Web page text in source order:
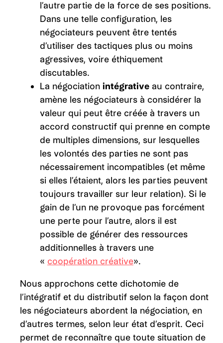
l’autre partie de la force de ses positions.
Dans une telle configuration, les
négociateurs peuvent être tentés
d’utiliser des tactiques plus ou moins
agressives, voire éthiquement
discutables.
La négociation intégrative au contraire,
amène les négociateurs à considérer la
valeur qui peut être créée à travers un
accord constructif qui prenne en compte
de multiples dimensions, sur lesquelles
les volontés des parties ne sont pas
nécessairement incompatibles (et même
si elles l’étaient, alors les parties peuvent
toujours travailler sur leur relation). Si le
gain de l’un ne provoque pas forcément
une perte pour l’autre, alors il est
possible de générer des ressources
additionnelles à travers une
« coopération créative».
Nous approchons cette dichotomie de
l’intégratif et du distributif selon la façon dont
les négociateurs abordent la négociation, en
d’autres termes, selon leur état d’esprit. Ceci
permet de reconnaître que toute situation de